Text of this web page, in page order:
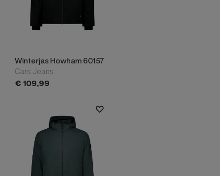
Winterjas Howham 60157
Cars Jeans
€ 109,99